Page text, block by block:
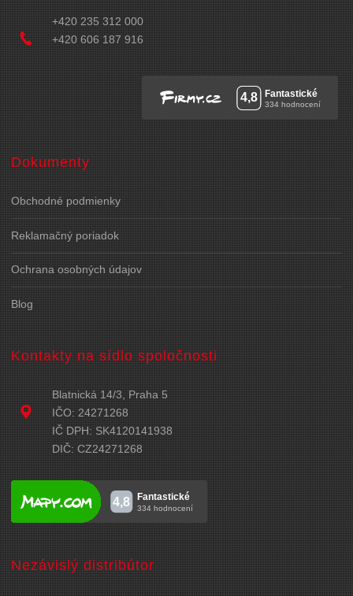
+420 235 312 000
+420 606 187 916
Dokumenty
Obchodné podmienky
Reklamačný poriadok
Ochrana osobných údajov
Blog
Kontakty na sídlo spoločnosti
Blatnická 14/3, Praha 5
IČO: 24271268
IČ DPH: SK4120141938
DIČ: CZ24271268
Nezávislý distribútor